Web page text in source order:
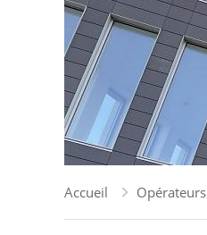
Accueil Opérateurs